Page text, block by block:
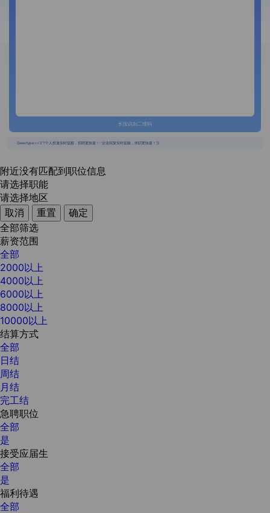
长按识别二维码
{{usertype=='2'?'个人投递实时提醒，招聘更快捷！':'企业回复实时提醒，求职更快捷！'}}
附近没有匹配到职位信息
请选择职能
请选择地区
取消
重置
确定
全部筛选
薪资范围
全部
2000以上
4000以上
6000以上
8000以上
10000以上
结算方式
全部
日结
周结
月结
完工结
急聘职位
全部
是
接受应届生
全部
是
福利待遇
全部